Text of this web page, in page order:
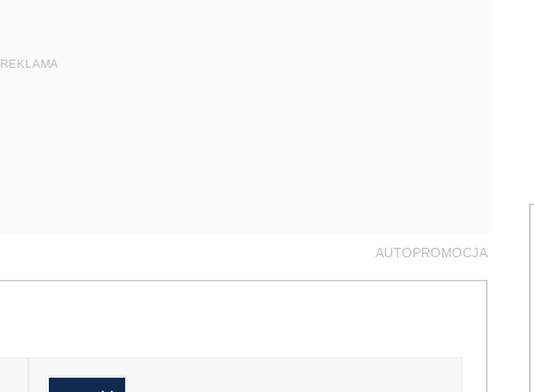
REKLAMA
AUTOPROMOCJA